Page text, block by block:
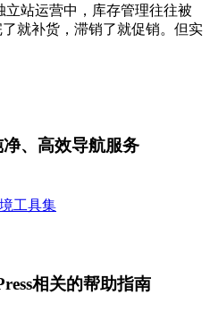
站运营中，库存管理往往被
就补货，滞销了就促销。但实
、高效导航服务
工具集
相关的帮助指南